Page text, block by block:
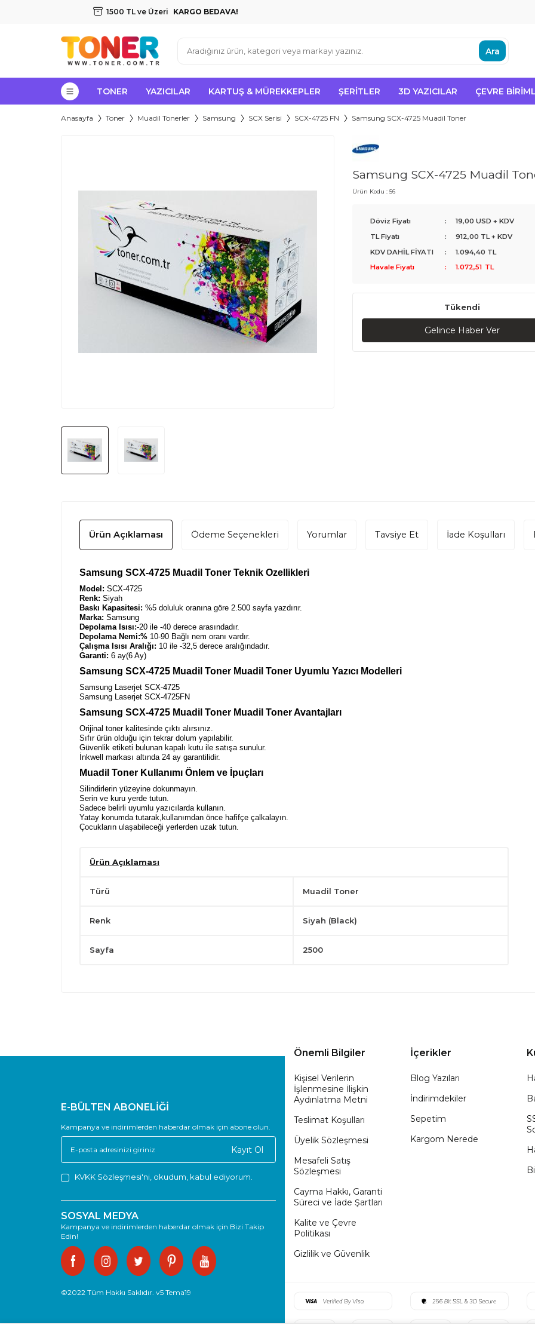
1500 TL ve Üzeri KARGO BEDAVA!
Ara
TONER YAZICILAR KARTUŞ & MÜREKKEPLER ŞERITLER 3D YAZICILAR ÇEVRE
Anasayfa Toner Muadil Tonerler Samsung SCX Serisi SCX-4725 FN Samsung SCX-4725 Muadil Toner
Samsung SCX-4725 Muadil
Ürün Kodu : 56
Döviz Fiyatı :
19,00 USD + KDV
TL Fiyatı
: 912,00 TL + KDV
KDV DAHİL FİYATI
: 1.094,40 TL
Havale Fiyatı
: 1.072,51 TL
Tükendi
Gelince Haber Ver
Ürün Açıklaması Ödeme Seçenekleri Yorumlar Tavsiye Et İade Koşulları
Samsung SCX-4725 Muadil Toner Teknik Özellikleri
Model: SCX-4725
Renk: Siyah
Baskı Kapasitesi: %5 doluluk oranına göre 2.500 sayfa yazdırır.
Marka: Samsung
Depolama Isısı:-20 ile -40 derece arasındadır.
Depolama Nemi:% 10-90 Bağlı nem oranı vardır.
Çalışma Isısı Aralığı: 10 ile -32,5 derece aralığındadır.
Garanti: 6 ay(6 Ay)
Samsung SCX-4725 Muadil Toner Muadil Toner Uyumlu Yazıcı Modelleri
Samsung Laserjet SCX-4725
Samsung Laserjet SCX-4725FN
Samsung SCX-4725 Muadil Toner Muadil Toner Avantajları
Orijinal toner kalitesinde çıktı alırsınız.
Sıfır ürün olduğu için tekrar dolum yapılabilir.
Güvenlik etiketi bulunan kapalı kutu ile satışa sunulur.
İnkwell markası altında 24 ay garantilidir.
Muadil Toner Kullanımı Önlem ve İpuçları
Silindirlerin yüzeyine dokunmayın.
Serin ve kuru yerde tutun.
Sadece belirli uyumlu yazıcılarda kullanın.
Yatay konumda tutarak,kullanımdan önce hafifçe çalkalayın.
Çocukların ulaşabileceği yerlerden uzak tutun.
Ürün Açıklaması
Türü Muadil Toner
Renk Siyah (Black)
Sayfa 2500
E-BÜLTEN ABONELİĞİ
Kampanya ve indirimlerden haberdar olmak için abone olun.
Kayıt Ol
KVKK Sözleşmesi'ni , okudum, kabul ediyorum.
SOSYAL MEDYA
Kampanya ve indirimlerden haberdar olmak için Bizi Takip
Edin!
©2022 Tüm Hakkı Saklıdır. v5 Tema19
Önemli Bilgiler
Kişisel Verilerin
İşlenmesine İlişkin
Aydınlatma Metni
Teslimat Koşulları
Üyelik Sözleşmesi
Mesafeli Satış
Sözleşmesi
Cayma Hakkı, Garanti
Süreci ve İade Şartları
Kalite ve Çevre
Politikası
Gizlilik ve Güvenlik
İçerikler
Blog Yazıları
İndirimdekiler
Sepetim
Kargom Nerede